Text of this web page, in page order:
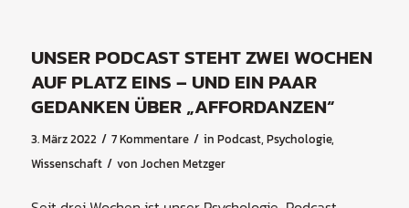
UNSER PODCAST STEHT ZWEI WOCHEN
AUF PLATZ EINS – UND EIN PAAR
GEDANKEN ÜBER „AFFORDANZEN“
3. März 2022 / 7 Kommentare / in Podcast, Psychologie,
Wissenschaft / von Jochen Metzger